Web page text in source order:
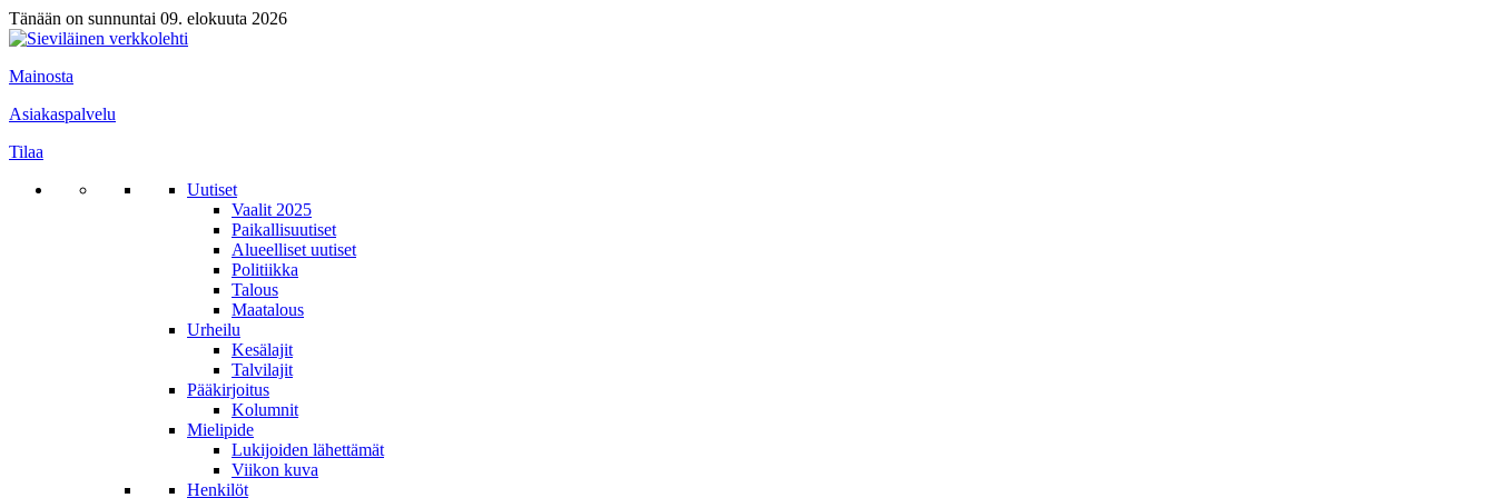
Tänään on sunnuntai 09. elokuuta 2026
Mainosta
Asiakaspalvelu
Tilaa
Uutiset
Vaalit 2025
Paikallisuutiset
Alueelliset uutiset
Politiikka
Talous
Maatalous
Urheilu
Kesälajit
Talvilajit
Pääkirjoitus
Kolumnit
Mielipide
Lukijoiden lähettämät
Viikon kuva
Henkilöt